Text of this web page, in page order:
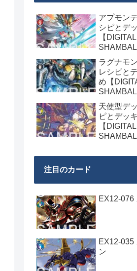
アプモン
シピとデ
【
ラグナモ
レシピと
め【
天使型デ
ピとデッ
【
注目のカード
EX12-076
EX12-035
ン